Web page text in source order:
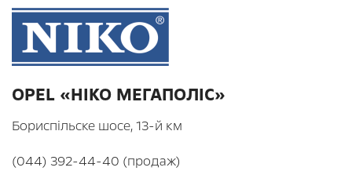
OPEL «НІКО МЕГАПОЛІС»
Бориспільске шосе, 13-й км
(044) 392-44-40 (продаж)